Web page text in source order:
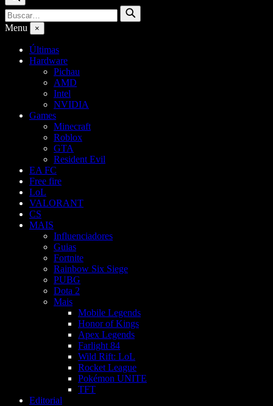
Buscar
por:
Buscar
Menu ×
Últimas
Hardware
Pichau
AMD
Intel
NVIDIA
Games
Minecraft
Roblox
GTA
Resident Evil
EA FC
Free fire
LoL
VALORANT
CS
MAIS
Influenciadores
Guias
Fortnite
Rainbow Six Siege
PUBG
Dota 2
Mais
Mobile Legends
Honor of Kings
Apex Legends
Farlight 84
Wild Rift: LoL
Rocket League
Pokémon UNITE
TFT
Editorial